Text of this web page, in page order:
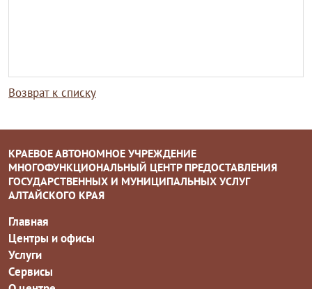
Возврат к списку
КРАЕВОЕ АВТОНОМНОЕ УЧРЕЖДЕНИЕ
МНОГОФУНКЦИОНАЛЬНЫЙ ЦЕНТР ПРЕДОСТАВЛЕНИЯ
ГОСУДАРСТВЕННЫХ И МУНИЦИПАЛЬНЫХ УСЛУГ
АЛТАЙСКОГО КРАЯ
Главная
Центры и офисы
Услуги
Сервисы